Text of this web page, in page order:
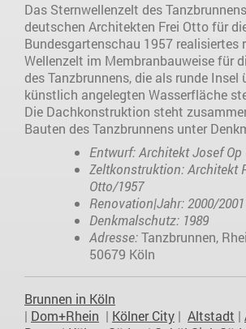
Das Sternwellenzelt des
deutschen Architekten Frei Otto für
Bundesgartenschau 1957 realisiertes
Wellenzelt im Membranbauweise für
des Tanzbrunnens, die als runde Insel
künstlich angelegten Wasserfläche
Die Dachkonstruktion steht
Bauten des Tanzbrunnens unter
Entwurf: Architekt Josef Op
Zeltkonstruktion: Architekt
Otto/1957
Renovation|Jahr: 2000/2001
Denkmalschutz: 1989
Adresse:Tanzbrunnen,
50679 Köln
Brunnen in Köln
| Dom+Rhein | Kölner City | Altstadt |